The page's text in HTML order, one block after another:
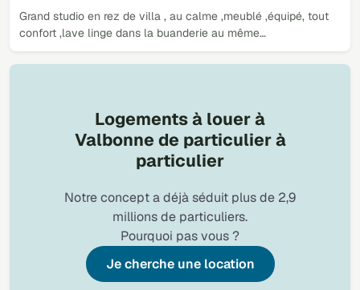
Grand studio en rez de villa , au calme ,meublé ,équipé, tout
confort ,lave linge dans la buanderie au même…
Logements à louer à
Valbonne de particulier à
particulier
Notre concept a déjà séduit plus de 2,9
millions de particuliers.
Pourquoi pas vous ?
Je cherche une location